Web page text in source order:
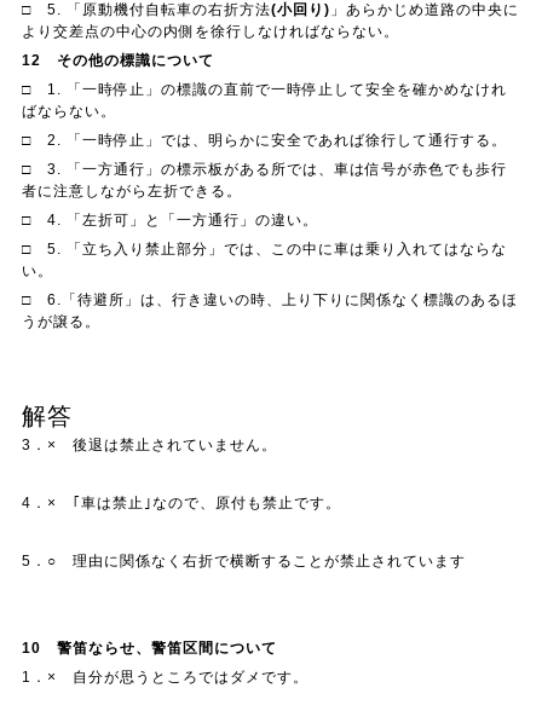
□ 5. 「原動機付自転車の右折方法(小回り ) 」あらかじめ道路の中央に
より交差点の中心の内側を徐行しなければならない。
12 その他の標識について
□ 1. 「一時停止」の標識の直前で一時停止して安全を確かめなけれ
ばならない。
□ 2. 「一時停止」では、明らかに安全であれば徐行して通行する。
□ 3. 「一方通行」の標示板がある所では、車は信号が赤色でも歩行
者に注意しながら左折できる。
□ 4. 「左折可」と「一方通行」の違い。
□ 5. 「立ち入り禁止部分」では、この中に車は乗り入れてはならな
い。
□ 6.「待避所」は、行き違いの時、上り下りに関係なく標識のあるほ
うが譲る。
解答
3．× 後退は禁止されていません。
4．× ｢車は禁止｣なので、原付も禁止です。
5．○ 理由に関係なく右折で横断することが禁止されています
10 警笛ならせ、警笛区間について
1．× 自分が思うところではダメです。